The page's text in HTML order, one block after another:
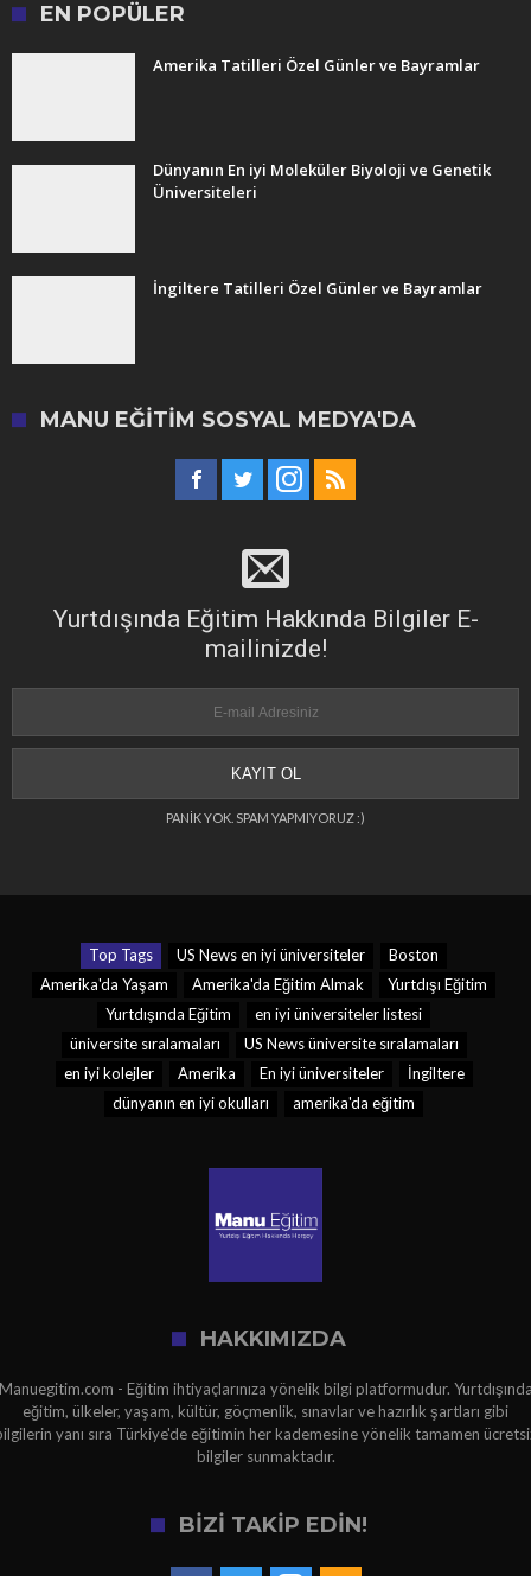
EN POPÜLER
Amerika Tatilleri Özel Günler ve Bayramlar
Dünyanın En iyi Moleküler Biyoloji ve Genetik
Üniversiteleri
İngiltere Tatilleri Özel Günler ve Bayramlar
MANU EĞITIM SOSYAL MEDYA'DA
Yurtdışında Eğitim Hakkında Bilgiler E-
mailinizde!
PANİK YOK. SPAM YAPMIYORUZ :)
Top Tags US News en iyi üniversiteler
Boston
Amerika'da Yaşam
Amerika'da Eğitim Almak
Yurtdışı Eğitim
Yurtdışında Eğitim
en iyi üniversiteler listesi
üniversite sıralamaları
US News üniversite sıralamaları
en iyi kolejler
Amerika En iyi üniversiteler
İngiltere
dünyanın en iyi okulları
amerika'da eğitim
HAKKIMIZDA
- Eğitim ihtiyaçlarınıza yönelik bilgi platformudur.
eğitim, ülkeler, yaşam, kültür, göçmenlik, sınavlar ve hazırlık şartları gibi
yanı sıra Türkiye'de eğitimin her kademesine yönelik tamamen
bilgiler sunmaktadır.
BİZİ TAKİP EDİN!